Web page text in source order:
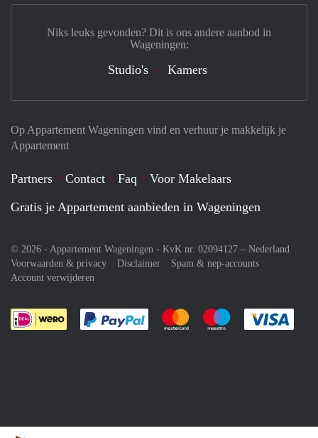
Op Appartement Wageningen vind en verhuur je makkelijk je
Appartement
Partners Contact Faq
Voor Makelaars
Gratis je Appartement aanbieden in Wageningen
© 2026 - Appartement Wageningen - KvK nr. 02094127 – Nederland
Voorwaarden & privacy
Disclaimer
Spam & nep-accounts
Account verwijderen
Je rekent gemakkelijk af met Paypal
Je rekent gemakkelijk af met
Je rekent
Niks leuks gevonden? Dit is ons andere aanbod in
Wageningen:
Studio's Kamers